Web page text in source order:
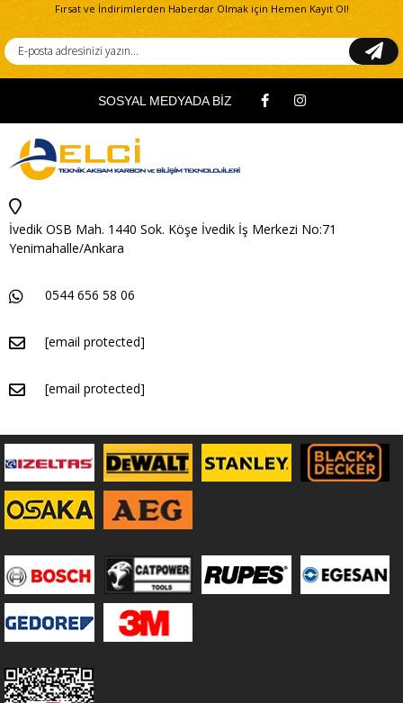
Fırsat ve İndirimlerden Haberdar Olmak için Hemen Kayıt Ol!
SOSYAL MEDYADA BİZ
İvedik OSB Mah. 1440 Sok. Köşe İvedik İş Merkezi No:71
Yenimahalle/Ankara
0544 656 58 06
[email protected]
[email protected]